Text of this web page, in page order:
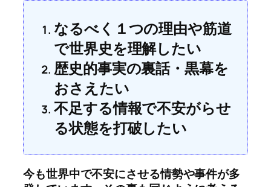
なるべく１つの理由や筋道
で世界史を理解したい
歴史的事実の裏話・黒幕を
おさえたい
不足する情報で不安がらせ
る状態を打破したい
今も世界中で不安にさせる情勢や事件が多